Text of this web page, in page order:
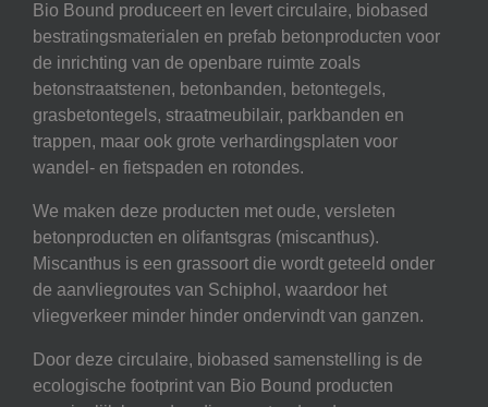
Bio Bound produceert en levert circulaire, biobased
bestratingsmaterialen en prefab betonproducten voor
de inrichting van de openbare ruimte zoals
betonstraatstenen, betonbanden, betontegels,
grasbetontegels, straatmeubilair, parkbanden en
trappen, maar ook grote verhardingsplaten voor
wandel- en fietspaden en rotondes.
We maken deze producten met oude, versleten
betonproducten en olifantsgras (miscanthus).
Miscanthus is een grassoort die wordt geteeld onder
de aanvliegroutes van Schiphol, waardoor het
vliegverkeer minder hinder ondervindt van ganzen.
Door deze circulaire, biobased samenstelling is de
ecologische footprint van Bio Bound producten